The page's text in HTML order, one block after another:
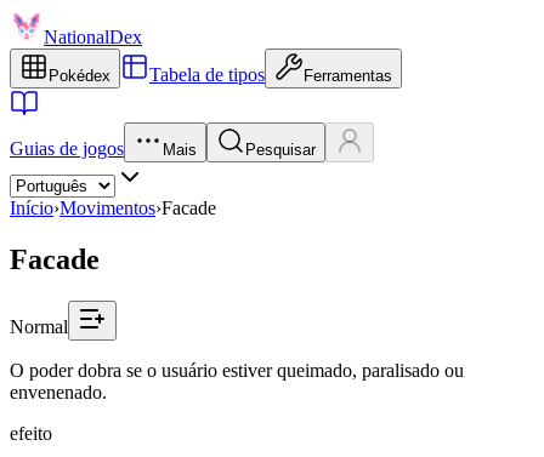
NationalDex
Pokédex Tabela de tipos Ferramentas
Guias de jogos Mais Pesquisar
Início›Movimentos›Facade
Facade
Normal
O poder dobra se o usuário estiver queimado, paralisado ou
envenenado.
efeito